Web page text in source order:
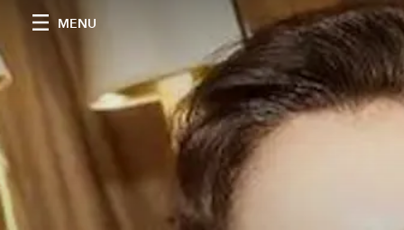
MENU